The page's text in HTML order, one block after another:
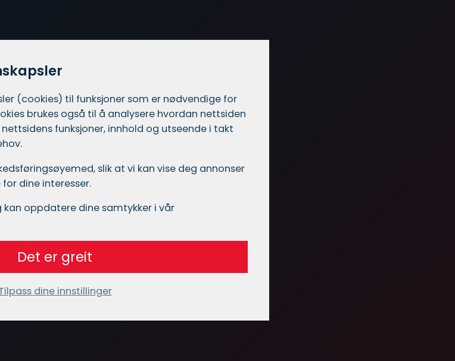
(cookies) til funksjoner som er nødvendige for
brukes også til å analysere hvordan nettsiden
funksjoner, innhold og utseende i takt
slik at vi kan vise deg annonser
dine interesser.
oppdatere dine samtykker i vår
Det er greit
dine innstillinger